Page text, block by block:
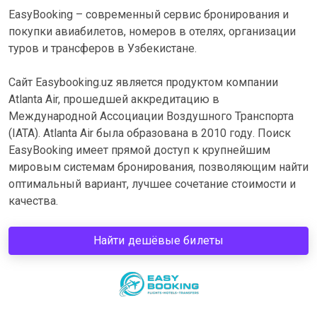
EasyBooking – современный сервис бронирования и
покупки авиабилетов, номеров в отелях, организации
туров и трансферов в Узбекистане.
Сайт Easybooking.uz является продуктом компании
Atlanta Air, прошедшей аккредитацию в
Международной Ассоциации Воздушного Транспорта
(IATA). Atlanta Air была образована в 2010 году. Поиск
EasyBooking имеет прямой доступ к крупнейшим
мировым системам бронирования, позволяющим найти
оптимальный вариант, лучшее сочетание стоимости и
качества.
Найти дешёвые билеты